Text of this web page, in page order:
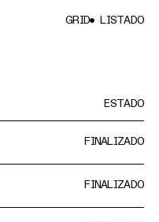
GRID LISTADO
ESTADO
FINALIZADO
FINALIZADO